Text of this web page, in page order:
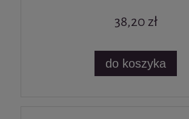
38,20 zł
do koszyka